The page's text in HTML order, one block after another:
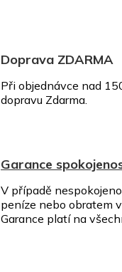
Doprava ZDARMA
Při objednávce nad
dopravu Zdarma.
Garance
V případě
peníze nebo obratem
Garance platí na